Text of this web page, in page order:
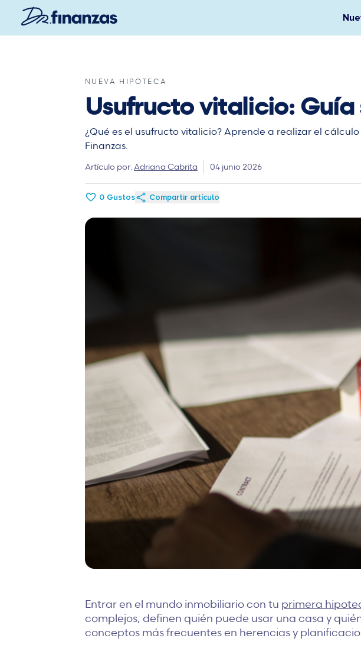
Saltar
contenido
NUEVA HIPOTECA
Usufructo vitalicio:
¿Qué es el usufructo vitalicio? Aprende a realizar el
Finanzas.
Artículo por:Adriana Cabrita 04 junio 2026
0 Gustos Compartir artículo
Entrar en el mundo inmobiliario con tu primera
complejos, definen quién puede usar una casa y
conceptos más frecuentes en herencias y